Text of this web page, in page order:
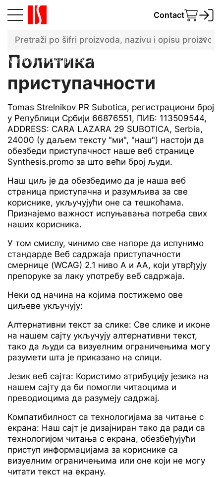
Contact
Minimal order price: 100 €
Politika pristupačnosti
Политика
приступачности
Tomas Strelnikov PR Subotica, регистрациони број
у Републици Србији 66876551, ПИБ: 113509544,
ADDRESS: CARA LAZARA 29 SUBOTICA, Serbia,
24000 (у даљем тексту "ми", "наш") настоји да
обезбеди приступачност наше веб странице
Synthesis.promo за што већи број људи.
Наш циљ је да обезбедимо да је наша веб
страница приступачна и разумљива за све
кориснике, укључујући оне са тешкоћама.
Признајемо важност испуњавања потреба свих
наших корисника.
У том смислу, чинимо све напоре да испунимо
стандарде Веб садржаја приступачности
смернице (WCAG) 2.1 ниво А и АА, који утврђују
препоруке за лаку употребу веб садржаја.
Неки од начина на којима постижемо ове
циљеве укључују:
Алтернативни текст за слике: Све слике и иконе
на нашем сајту укључују алтернативни текст,
тако да људи са визуелним ограничењима могу
разумети шта је приказано на слици.
Језик веб сајта: Користимо атрибуцију језика на
нашем сајту да би помогли читаоцима и
преводиоцима да разумеју садржај.
Компатибилност са технологијама за читање с
екрана: Наш сајт је дизајниран тако да ради са
технологијом читања с екрана, обезбеђујући
приступ информацијама за кориснике са
визуелним ограничењима или оне који не могу
читати текст на екрану.